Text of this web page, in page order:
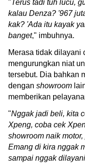
"Terus tadi tuh lucu,
kalau Denza? '967
kak? 'Ada itu kayak
banget," imbuhnya.
Merasa tidak dilayani
mengurungkan niat
tersebut. Dia bahkan
dengan showroom
memberikan
"Nggak jadi beli, kita
Xpeng, coba cek
showroom naik
Emang di kira nggak
sampai nggak